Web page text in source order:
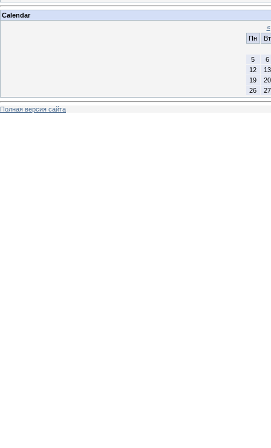
Calendar
«
Пн
Вт
5
6
12
13
19
20
26
27
Полная версия сайта